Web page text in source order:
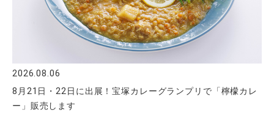
2026.08.06
8月21日・22日に出展！宝塚カレーグランプリで「檸檬カレ
ー」販売します